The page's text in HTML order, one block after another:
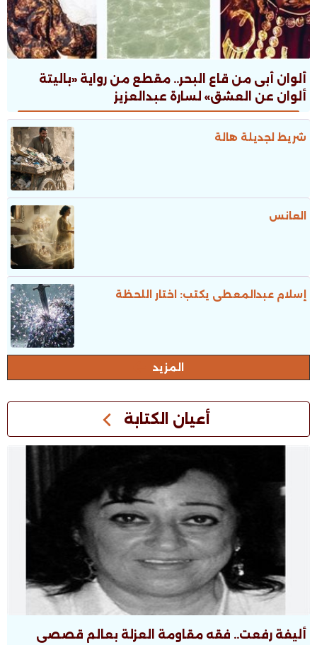
ألوان أبى من قاع البحر.. مقطع من رواية «باليتة
ألوان عن العشق» لسارة عبدالعزيز
شريط لجديلة هالة
العانس
إسلام عبدالمعطى يكتب: اختار اللحظة
المزيد
أعيان الكتابة
أليفة رفعت.. فقه مقاومة العزلة بعالم قصصى